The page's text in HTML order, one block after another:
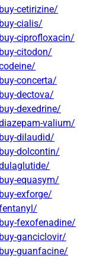
cetirizine/
cialis/
ciprofloxacin/
citodon/
concerta/
dectova/
dexedrine/
valium/
dilaudid/
dolcontin/
equasym/
exforge/
fexofenadine/
ganciclovir/
guanfacine/